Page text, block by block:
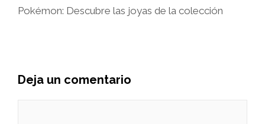
Pokémon: Descubre las joyas de la colección
Deja un comentario